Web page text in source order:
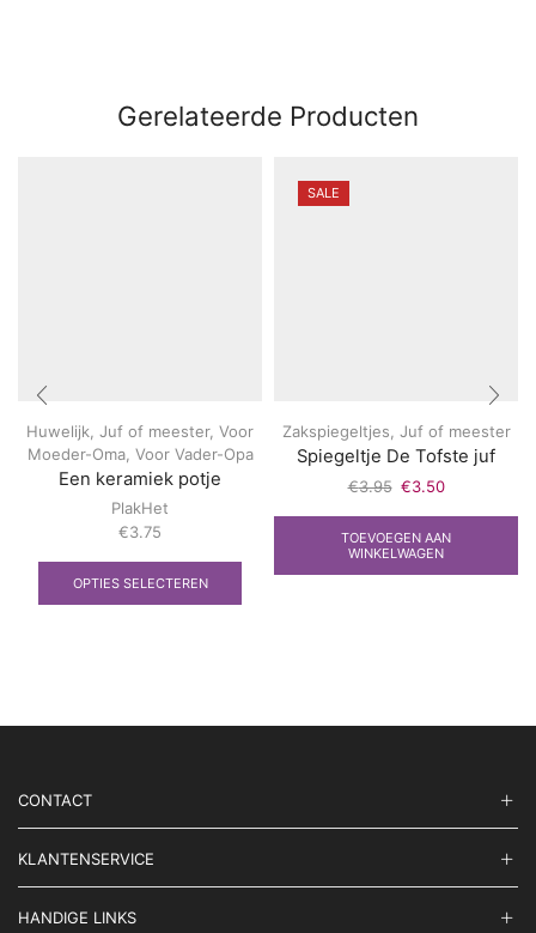
Gerelateerde Producten
Huwelijk Juf of meester, Voor
Moeder-Oma, Voor Vader-Opa
Een keramiek potje
PlakHet
€3.75
OPTIES SELECTEREN
product
productpagina
SALE
Zakspiegeltjes Juf of meester
Spiegeltje De Tofste juf
€3.95 Oorspronkelijke
was:
€3.95.
€3.50Huidige
is:
€3.50.
TOEVOEGEN AAN
WINKELWAGEN
CONTACT
KLANTENSERVICE
HANDIGE LINKS